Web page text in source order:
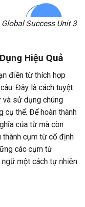
Success Unit 3
Hiệu Quả
điền từ thích hợp
Đây là cách tuyệt
và sử dụng chúng
cụ thể. Để hoàn thành
của từ mà còn
thành cụm từ cố định
các cụm từ
một cách tự nhiên